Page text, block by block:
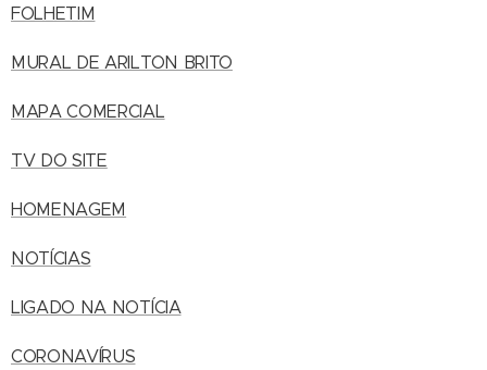
FOLHETIM
MURAL DE ARILTON BRITO
MAPA COMERCIAL
TV DO SITE
HOMENAGEM
NOTÍCIAS
LIGADO NA NOTÍCIA
CORONAVÍRUS